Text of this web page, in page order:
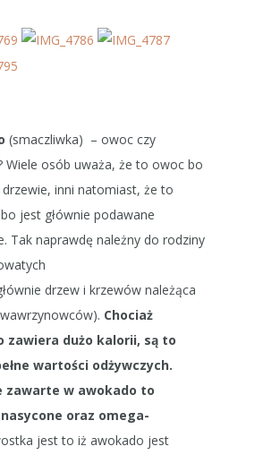
(smaczliwka) – owoc czy
Wiele osób uważa, że to owoc bo
inni natomiast, że to
jest głównie podawane
Tak naprawdę należny do rodziny
drzew i krzewów należąca
Chociaż
zawiera dużo kalorii, są to
wartości odżywczych.
zawarte w awokado to
oraz omega-
jest to iż awokado jest